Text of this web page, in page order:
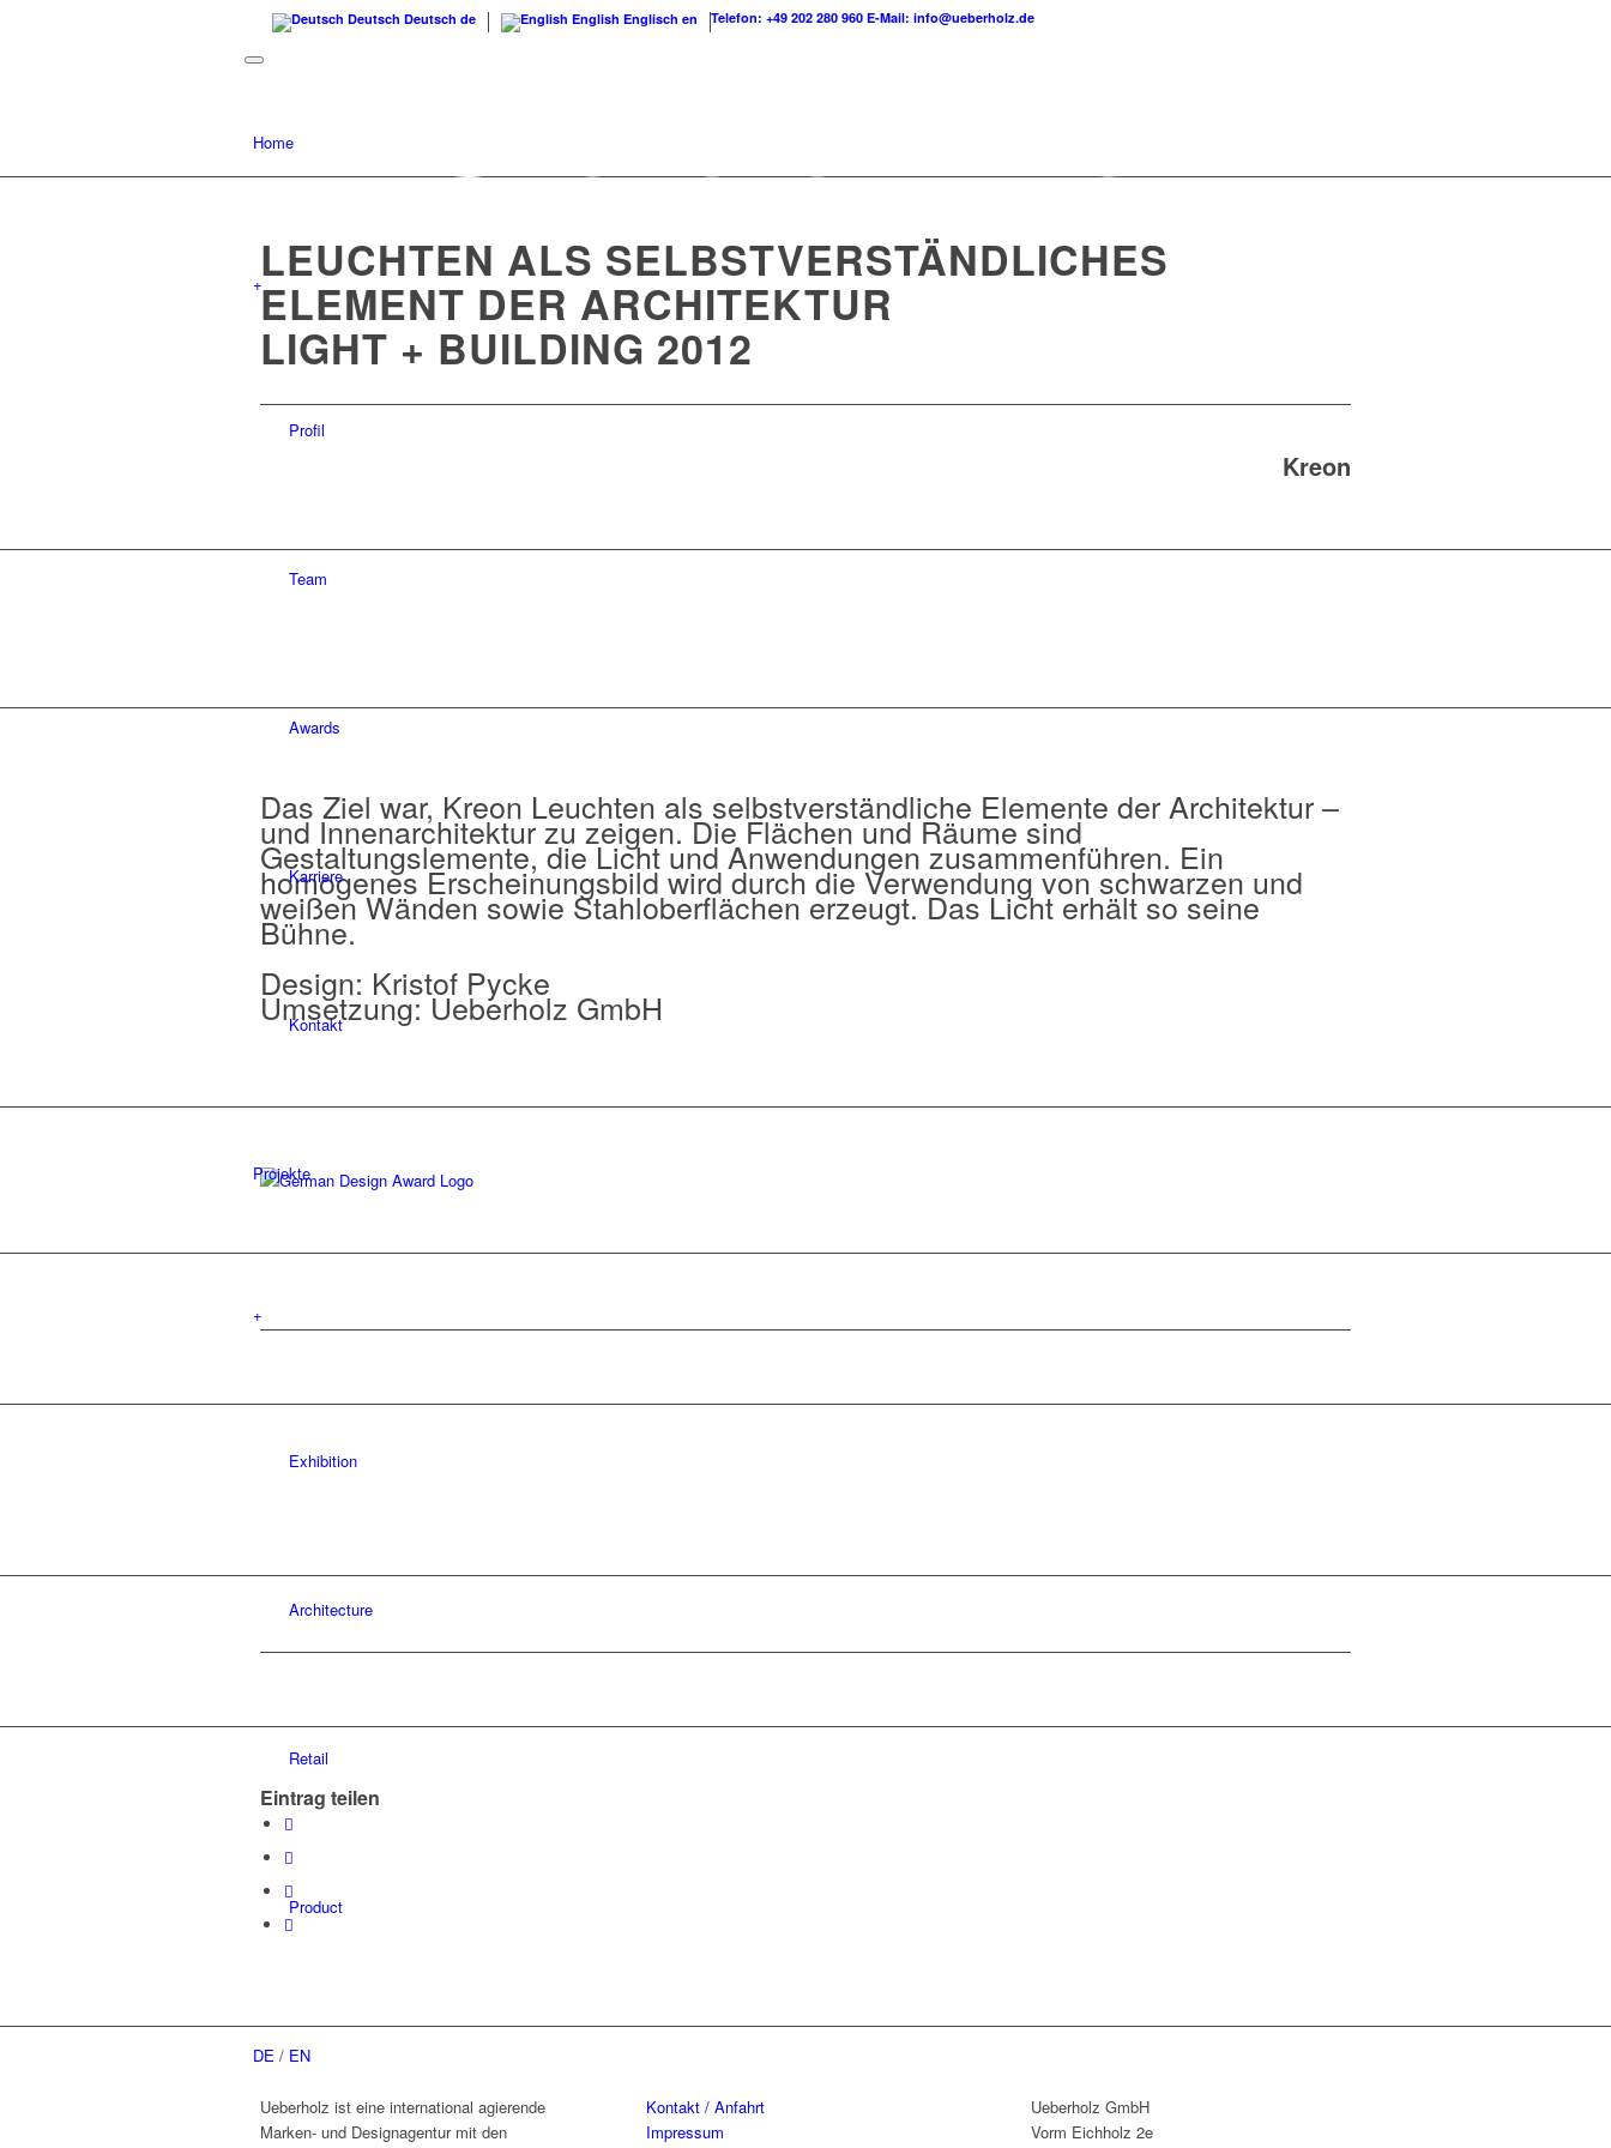
Deutsch Deutsch de English Englisch en Telefon: +49 202 280 960 E-Mail: info@ueberholz.de
Home
+
Profil
Team
Awards
Karriere
Kontakt
Projekte
+
Exhibition
Architecture
Retail
Product
DE / EN
LEUCHTEN ALS SELBSTVERSTÄNDLICHES
ELEMENT DER ARCHITEKTUR
LIGHT + BUILDING 2012
Kreon
Das Ziel war, Kreon Leuchten als selbstverständliche Elemente der Architektur –
und Innenarchitektur zu zeigen. Die Flächen und Räume sind
Gestaltungslemente, die Licht und Anwendungen zusammenführen. Ein
homogenes Erscheinungsbild wird durch die Verwendung von schwarzen und
weißen Wänden sowie Stahloberflächen erzeugt. Das Licht erhält so seine
Bühne.
Design: Kristof Pycke
Umsetzung: Ueberholz GmbH
Eintrag teilen
Ueberholz ist eine international agierende
Marken- und Designagentur mit den
Kontakt / Anfahrt
Impressum
Ueberholz GmbH
Vorm Eichholz 2e